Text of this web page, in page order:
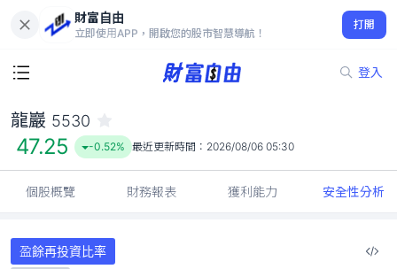
財富自由
立即使用APP，開啟您的股市智慧導航！
打開
登入
47.25
-0.52%
龍巖 5530
47.25 -0.52% 最近更新時間： 2026/08/06 05:30
個股概覽 財務報表 獲利能力 安全性分析
盈餘再投資比率